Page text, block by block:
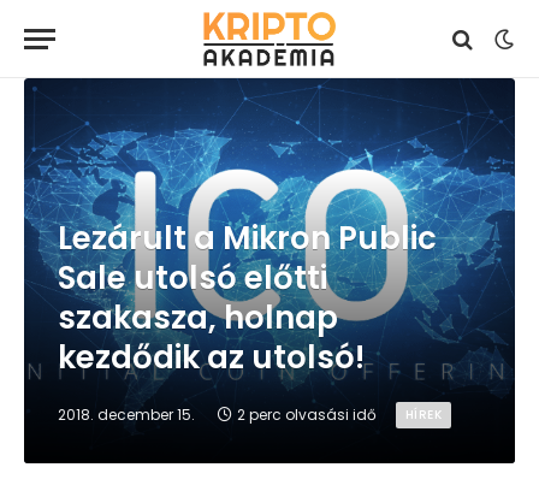
Lezárult a Mikron Public
Sale utolsó előtti
szakasza, holnap
kezdődik az utolsó!
2018. december 15. 2 perc olvasási idő HÍREK